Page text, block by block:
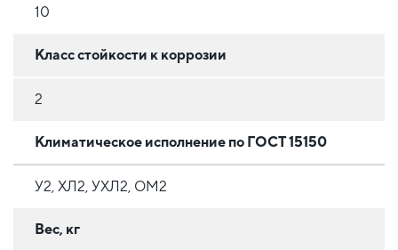
10
Класс стойкости к коррозии
2
Климатическое исполнение по ГОСТ 15150
У2, ХЛ2, УХЛ2, ОМ2
Вес, кг